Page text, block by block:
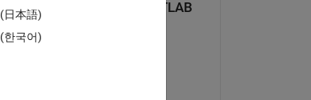
(日本語)
(한국어)